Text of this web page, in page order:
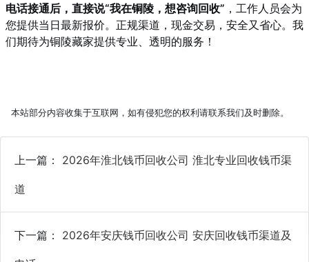
电话接通后，直接说“我在铜陵，想咨询回收” ，工作人员会为
您提供当日最新报价。正规渠道，现金交易，安全又省心。我
们期待为铜陵藏家提供专业、透明的服务！
本站部分内容收集于互联网，如有侵犯您的权利请联系我们及时删除。
上一篇： 2026年淮北钱币回收公司 淮北专业回收钱币渠
道
下一篇： 2026年安庆钱币回收公司 安庆回收钱币渠道及